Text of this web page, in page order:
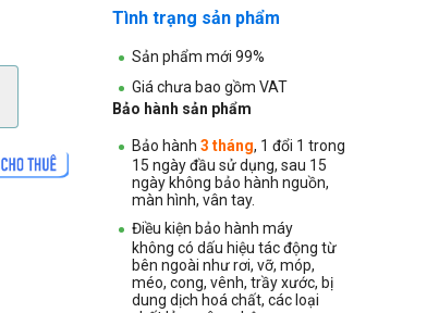
Tình trạng sản phẩm
Sản phẩm mới 99%
Giá chưa bao gồm VAT
Bảo hành sản phẩm
Bảo hành 3 tháng, 1 đổi 1 trong
15 ngày đầu sử dụng, sau 15
ngày không bảo hành nguồn,
màn hình, vân tay.
Điều kiện bảo hành máy
không có dấu hiệu tác động từ
bên ngoài như rơi, vỡ, móp,
méo, cong, vênh, trầy xước, bị
dung dịch hoá chất, các loại